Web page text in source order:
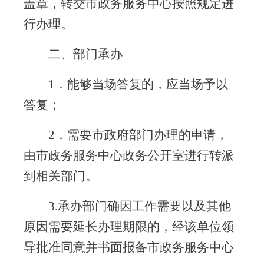
盖章，转交市政务服务中心按照规定进
行办理。
二、部门承办
1 ．能够当场答复的，应当场予以
答复；
2 ．需要市政府部门办理的申请，
由市政务服务中心政务公开室进行转派
到相关部门。
3.承办部门确因工作需要以及其他
原因需要延长办理期限的，经该单位领
导批准同意并书面报备市政务服务中心